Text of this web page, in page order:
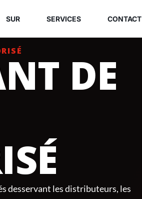
SUR SERVICES CONTACT
DE
desservant les distributeurs, les